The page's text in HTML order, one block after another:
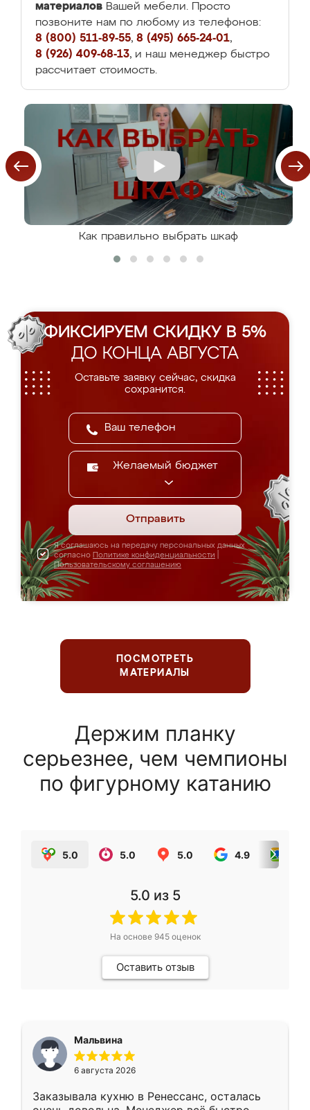
материалов Вашей мебели. Просто
позвоните нам по любому из телефонов:
8 (800) 511-89-55, 8 (495) 665-24-01,
8 (926) 409-68-13, и наш менеджер быстро
рассчитает стоимость.
Как правильно выбрать шкаф
ФИКСИРУЕМ СКИДКУ В 5%
ДО КОНЦА АВГУСТА
Оставьте заявку сейчас, скидка
сохранится.
Желаемый бюджет
Отправить
Я соглашаюсь на передачу персональных данных
согласно Политике конфиденциальности
Пользовательскому соглашению
ПОСМОТРЕТЬ
МАТЕРИАЛЫ
Держим планку
серьезнее, чем чемпионы
по фигурному катанию
5.0 5.0 5.0 4.9
5.0 из 5
На основе 945оценок
Оставить отзыв
Мальвина
6 августа 2026
Заказывала кухню в Ренессанс, осталась